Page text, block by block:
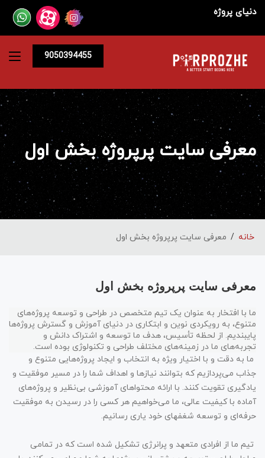
دنیای پروژه
9050394455
معرفی سایت پرپروژه بخش اول
خانه معرفی سایت پرپروژه بخش اول
معرفی سایت پرپروژه بخش اول
ما با افتخار به عنوان یک تیم متخصص در طراحی و توسعه پروژه‌های
متنوع، به رویکردی نوین و ابتکاری در دنیای آموزش و گسترش پروژه‌ها
پایبندیم. از لحظه تأسیس، هدف ما توسعه و اشتراک دانش و
تجربه‌های ما در زمینه‌های مختلف طراحی و تکنولوژی بوده است.
ما به دقت و با اختیار ویژه به انتخاب و ایجاد پروژه‌هایی متنوع و
جذاب می‌پردازیم که بتوانند نیازها و اهداف شما را در مسیر موفقیت و
یادگیری تقویت کنند. با ارائه محتواهای آموزشی بی‌نظیر و پروژه‌های
آماده با کیفیت عالی، ما می‌خواهیم هر کسی را در رسیدن به موفقیت
حرفه‌ای و توسعه شغفهای خود یاری رسانیم.
تیم ما از افرادی متعهد و پرانرژی تشکیل شده است که در تمامی